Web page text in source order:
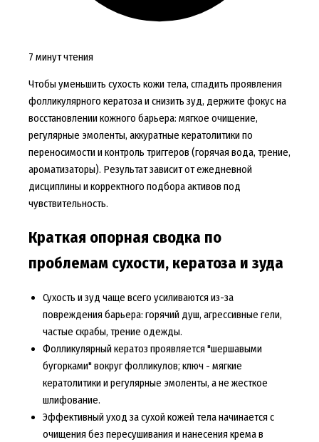
7 минут чтения
Чтобы уменьшить сухость кожи тела, сгладить проявления
фолликулярного кератоза и снизить зуд, держите фокус на
восстановлении кожного барьера: мягкое очищение,
регулярные эмоленты, аккуратные кератолитики по
переносимости и контроль триггеров (горячая вода, трение,
ароматизаторы). Результат зависит от ежедневной
дисциплины и корректного подбора активов под
чувствительность.
Краткая опорная сводка по
проблемам сухости, кератоза и зуда
Сухость и зуд чаще всего усиливаются из-за
повреждения барьера: горячий душ, агрессивные гели,
частые скрабы, трение одежды.
Фолликулярный кератоз проявляется "шершавыми
бугорками" вокруг фолликулов; ключ - мягкие
кератолитики и регулярные эмоленты, а не жесткое
шлифование.
Эффективный уход за сухой кожей тела начинается с
очищения без пересушивания и нанесения крема в